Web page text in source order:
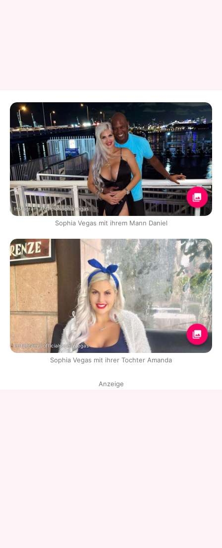
Instagram / officialsophiavegas
Sophia Vegas mit ihrem Mann Daniel
Instagram / officialsophiavegas
Sophia Vegas mit ihrer Tochter Amanda
Anzeige